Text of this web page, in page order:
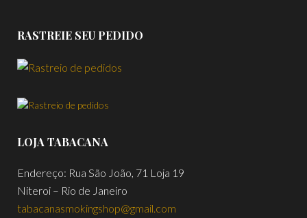
RASTREIE SEU PEDIDO
LOJA TABACANA
Endereço: Rua São João, 71 Loja 19
Niteroi – Rio de Janeiro
tabacanasmokingshop@gmail.com